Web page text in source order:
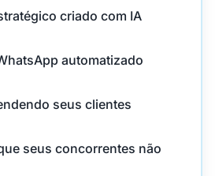
criado com IA
automatizado
seus clientes
seus concorrentes não